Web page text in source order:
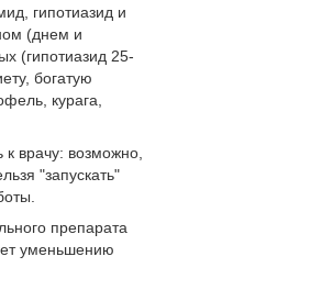
гипотиазид и
(днем и
(гипотиазид 25-
богатую
курага,
врачу: возможно,
"запускать"
препарата
уменьшению